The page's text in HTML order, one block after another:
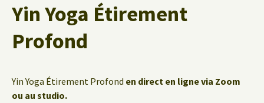
Yin Yoga Étirement
Profond
Yin Yoga Étirement Profond en direct en ligne via Zoom
ou au studio.